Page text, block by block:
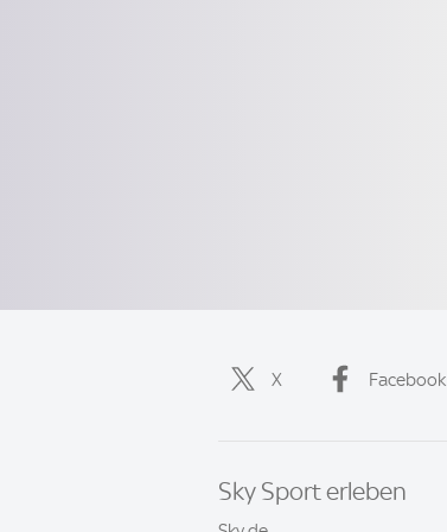
X Facebook
Sky Sport erleben